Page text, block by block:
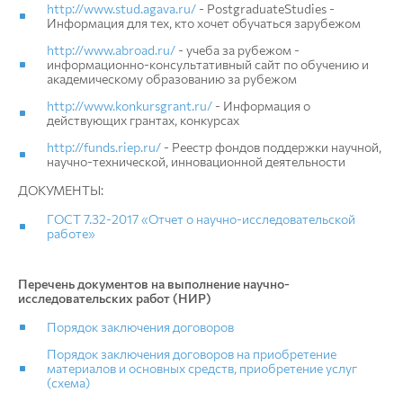
http://www.stud.agava.ru/ - PostgraduateStudies -
Информация для тех, кто хочет обучаться зарубежом
http://www.abroad.ru/ - учеба за рубежом -
информационно-консультативный сайт по обучению и
академическому образованию за рубежом
http://www.konkursgrant.ru/ - Информация о
действующих грантах, конкурсах
http://funds.riep.ru/ - Реестр фондов поддержки научной,
научно-технической, инновационной деятельности
ДОКУМЕНТЫ:
ГОСТ 7.32-2017 «Отчет о научно-исследовательской
работе»
Перечень документов на выполнение научно-
исследовательских работ (НИР)
Порядок заключения договоров
Порядок заключения договоров на приобретение
материалов и основных средств, приобретение услуг
(схема)